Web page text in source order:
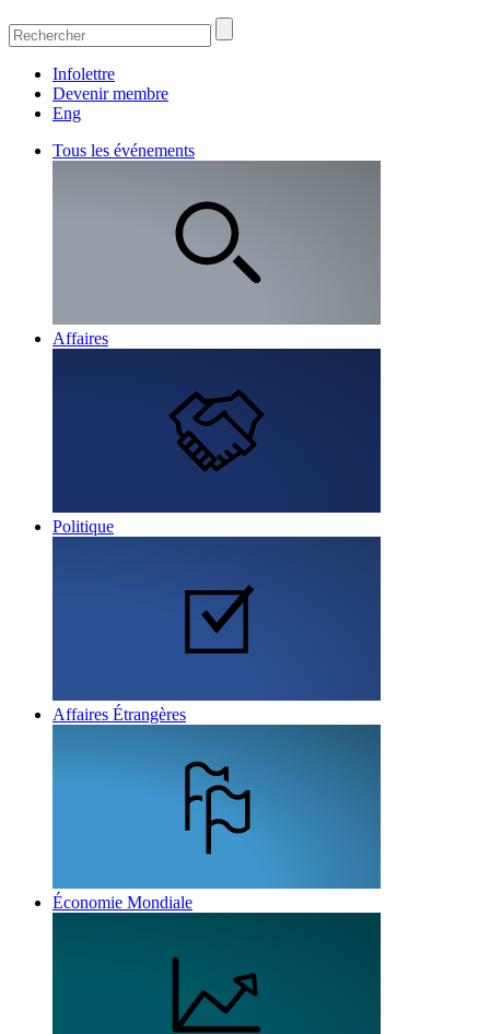
Infolettre
Devenir membre
Eng
Tous les événements
Affaires
Politique
Affaires Étrangères
Économie Mondiale